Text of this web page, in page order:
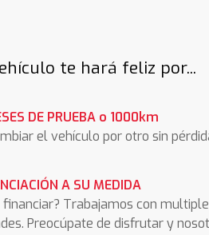
te hará feliz por...
DE PRUEBA o 1000km
el vehículo por otro sin
A SU MEDIDA
financiar? Trabajamos con
Preocúpate de disfrutar y